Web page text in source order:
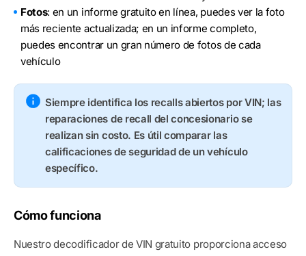
Fotos: en un informe gratuito en línea, puedes ver la foto
más reciente actualizada; en un informe completo,
puedes encontrar un gran número de fotos de cada
vehículo
Siempre identifica los recalls abiertos por VIN; las
reparaciones de recall del concesionario se
realizan sin costo. Es útil comparar las
calificaciones de seguridad de un vehículo
específico.
Cómo funciona
Nuestro decodificador de VIN gratuito proporciona acceso